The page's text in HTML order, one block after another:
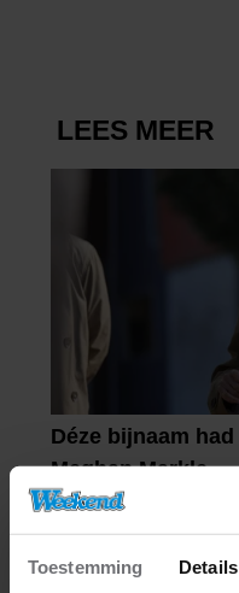
Toestemming Details